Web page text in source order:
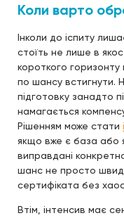
Коли варто
Інколи до іспиту
стоїть не лише в
короткого горизонту
по шансу встигнути.
підготовку занадто
намагається
Рішенням може стати
якщо вже є база або
виправдані
шанс не просто
сертифіката без
Втім, інтенсив має